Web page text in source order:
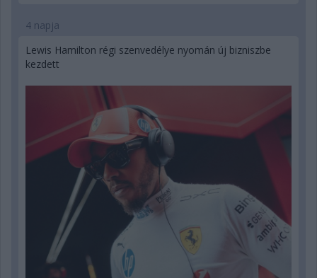
4 napja
Lewis Hamilton régi szenvedélye nyomán új bizniszbe
kezdett